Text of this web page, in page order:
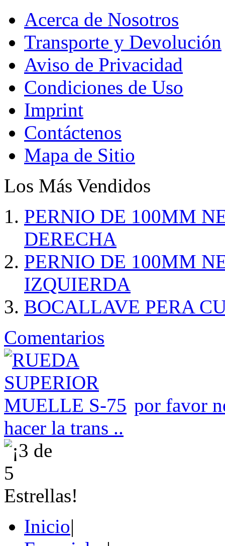
Acerca de Nosotros
Transporte y Devolución
Aviso de Privacidad
Condiciones de Uso
Imprint
Contáctenos
Mapa de Sitio
Los Más Vendidos
PERNIO DE 100MM
DERECHA
PERNIO DE 100MM
IZQUIERDA
BOCALLAVE PERA
Comentarios
por favor
hacer la trans ..
Inicio|